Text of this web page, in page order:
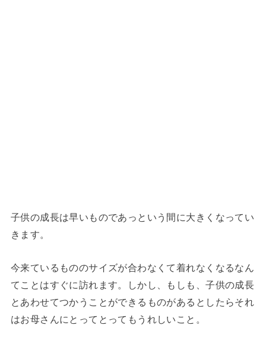
子供の成長は早いものであっという間に大きくなってい
きます。
今来ているもののサイズが合わなくて着れなくなるなん
てことはすぐに訪れます。しかし、もしも、子供の成長
とあわせてつかうことができるものがあるとしたらそれ
はお母さんにとってとってもうれしいこと。